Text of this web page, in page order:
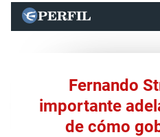
Fernando
importante
de cómo